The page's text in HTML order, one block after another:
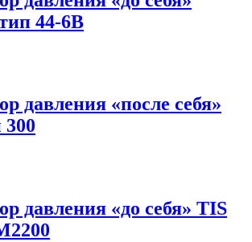
44-6В
давления «после себя»
давления «до себя» TIS